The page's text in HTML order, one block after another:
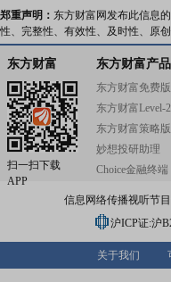
郑重声明： 东方财富网发布此信息
性、完整性、有效性、及时性、原
东方财富
扫一扫下载
APP
东方财富产品
东方财富免费版
东方财富Level-2
东方财富策略版
妙想投研助理
Choice金融终端
信息网络传播视听节
沪ICP证:沪
关于我们